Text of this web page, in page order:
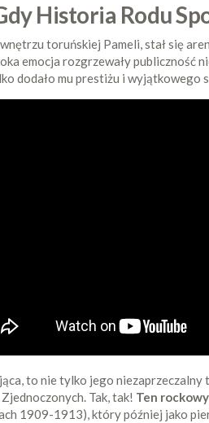
Historia Rodu
toruńskiej Pameli, stał się
emocja rozgrzewały publiczność
dodało mu prestiżu i wyjątkowego
to nie tylko jego
Tak, tak! Ten
1909-1913), który później jako